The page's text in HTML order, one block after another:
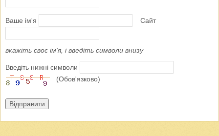
Ваше ім'я Сайт
вкажіть своє ім'я, і введіть символи внизу
Введіть нижні символи
(Обов'язково)
Відправити